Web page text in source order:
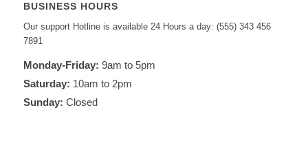
BUSINESS HOURS
Our support Hotline is available 24 Hours a day: (555) 343 456
7891
Monday-Friday: 9am to 5pm
Saturday: 10am to 2pm
Sunday: Closed